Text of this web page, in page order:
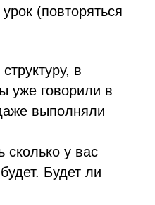
(повторяться
в
уже говорили в
выполняли
у вас
Будет ли